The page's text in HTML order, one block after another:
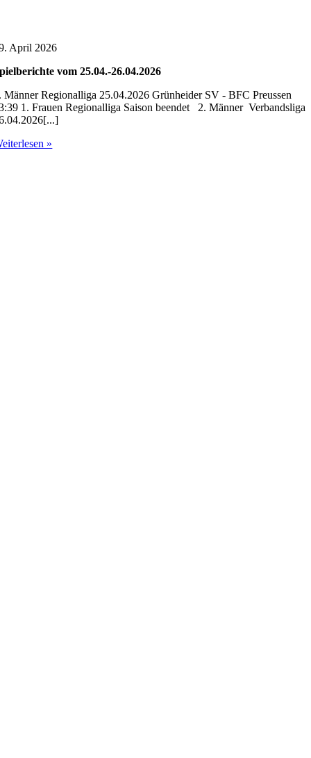
April 2026
vom 25.04.-26.04.2026
Männer Regionalliga 25.04.2026 Grünheider SV - BFC Preussen
1. Frauen Regionalliga Saison beendet 2. Männer Verbandsliga
»